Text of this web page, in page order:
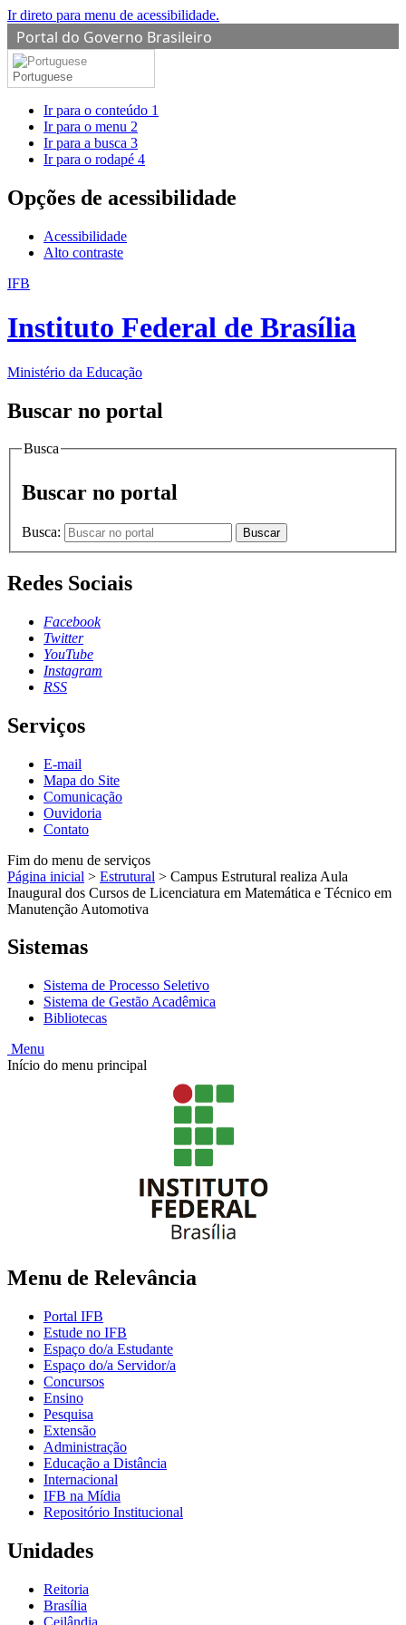
Ir direto para menu de acessibilidade.
Portal do Governo Brasileiro
Portuguese
Ir para o conteúdo 1
Ir para o menu 2
Ir para a busca 3
Ir para o rodapé 4
Opções de acessibilidade
Acessibilidade
Alto contraste
IFB
Instituto Federal de Brasília
Ministério da Educação
Buscar no portal
Busca
Buscar no portal
Busca: Buscar
Redes Sociais
Facebook
Twitter
YouTube
Instagram
RSS
Serviços
E-mail
Mapa do Site
Comunicação
Ouvidoria
Contato
Fim do menu de serviços
Página inicial > Estrutural > Campus Estrutural realiza Aula
Inaugural dos Cursos de Licenciatura em Matemática e Técnico em
Manutenção Automotiva
Sistemas
Sistema de Processo Seletivo
Sistema de Gestão Acadêmica
Bibliotecas
Menu
Início do menu principal
Menu de Relevância
Portal IFB
Estude no IFB
Espaço do/a Estudante
Espaço do/a Servidor/a
Concursos
Ensino
Pesquisa
Extensão
Administração
Educação a Distância
Internacional
IFB na Mídia
Repositório Institucional
Unidades
Reitoria
Brasília
Ceilândia